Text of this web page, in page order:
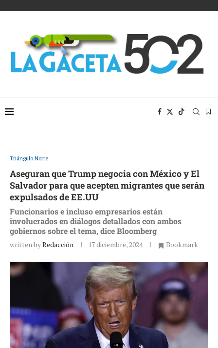
Triángulo Norte
Aseguran que Trump negocia con México y El
Salvador para que acepten migrantes que serán
expulsados de EE.UU
Funcionarios e incluso empresarios están
involucrados en diálogos detallados con ambos
gobiernos sobre el tema, dice Bloomberg
written byRedacción 17 diciembre, 2024 Bookmark